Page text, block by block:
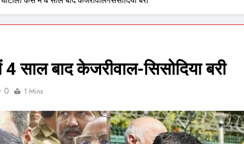
साल बाद केजरीवाल-सिसोदिया बरी
0 1 Mins